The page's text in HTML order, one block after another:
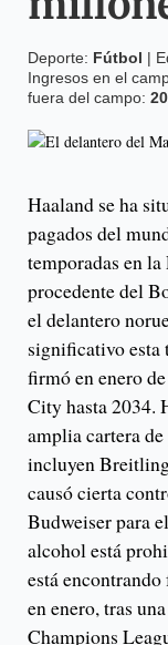
Deporte: Fútbol |
Ingresos en el
fuera del campo:
Haaland se ha
pagados del
temporadas en
procedente del
el delantero
significativo esta
firmó en enero
City hasta 2034.
amplia cartera
incluyen
causó cierta
Budweiser para
alcohol está
está
en enero, tras
Champions